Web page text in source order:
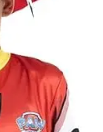
gyermekjelmez
egyéniség
lehessen.
Anyaga 100 %
poliészter, mely
30 C fokon
mosható. Nem
vasalható, nyílt